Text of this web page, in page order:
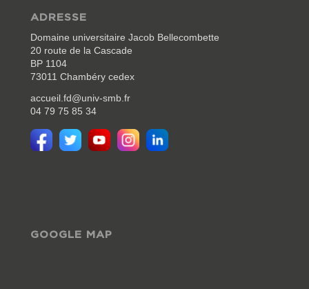
ADRESSE
Domaine universitaire Jacob Bellecombette
20 route de la Cascade
BP 1104
73011 Chambéry cedex
accueil.fd@univ-smb.fr
04 79 75 85 34
GOOGLE MAP